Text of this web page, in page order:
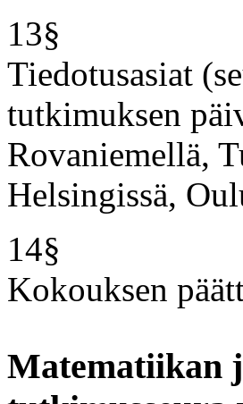
13§
Tiedotusasiat
tutkimuksen
Rovaniemellä,
Helsingissä,
14§
Kokouksen
Matematiikan